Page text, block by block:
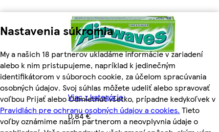
Nastavenia súkromia
My a našich 18 partnerov ukladáme informácie v zariadení
alebo k nim pristupujeme, napríklad k jedinečným
identifikátorom v súboroch cookie, za účelom spracúvania
osobných údajov. Svoj súhlas môžete udeliť alebo spravovať
voľbou Prijať alebo Odmietnuť všetko, prípadne kedykoľvek v
Pravidlách pre ochranu osobných údajov a cookies. Tieto
voľby oznámime našim partnerom a neovplyvnia údaje o
Viac z kategórie
0,84 €